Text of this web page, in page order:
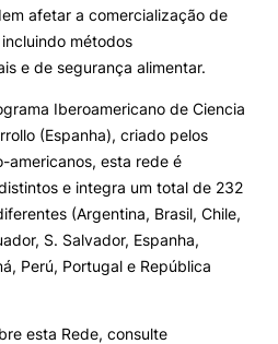
afetar a comercialização de
métodos
e de segurança alimentar.
Iberoamericano de Ciencia
(Espanha), criado pelos
americanos, esta rede é
e integra um total de 232
(Argentina, Brasil, Chile,
S. Salvador, Espanha,
Perú, Portugal e República
esta Rede, consulte